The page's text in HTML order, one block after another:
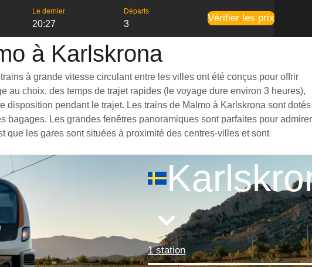
Le dernier
20:27
Départs
3
Vérifier les prix
à Karlskrona
à grande vitesse circulant entre les villes ont été conçus pour offrir
choix, des temps de trajet rapides (le voyage dure environ 3 heures),
pendant le trajet. Les trains de Malmo à Karlskrona sont dotés
Les grandes fenêtres panoramiques sont parfaites pour admirer
que les gares sont situées à proximité des centres-villes et sont
1 station